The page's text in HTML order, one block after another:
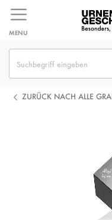
Inhalt
springen
MENU
ZURÜCK NACH ALLE